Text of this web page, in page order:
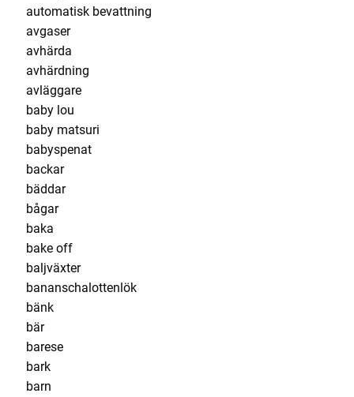
automatisk bevattning
avgaser
avhärda
avhärdning
avläggare
baby lou
baby matsuri
babyspenat
backar
bäddar
bågar
baka
bake off
baljväxter
bananschalottenlök
bänk
bär
barese
bark
barn